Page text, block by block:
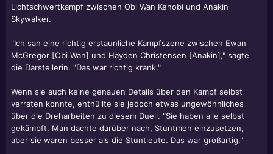
Lichtschwertkampf zwischen Obi Wan Kenobi und Anakin
Skywalker.
"Ich sah eine richtig erstaunliche Kampfszene zwischen Ewan
McGregor [Obi Wan] und Hayden Christensen [Anakin]," sagte
die Darstellerin. "Das war richtig krank."
Wenn sie auch keine genauen Details über den Kampf selbst
verraten konnte, enthüllte sie jedoch etwas ungewöhnliches
über die Dreharbeiten zu diesem Duell. "Sie haben alle selbst
gekämpft. Man dachte darüber nach, Stuntmen einzusetzen,
aber sie waren besser als die Stuntleute. Das war großartig."